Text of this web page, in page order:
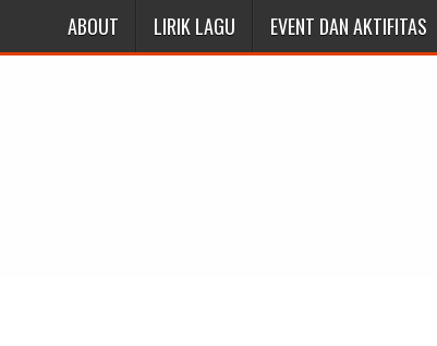
ABOUT LIRIK LAGU EVENT DAN AKTIFITAS